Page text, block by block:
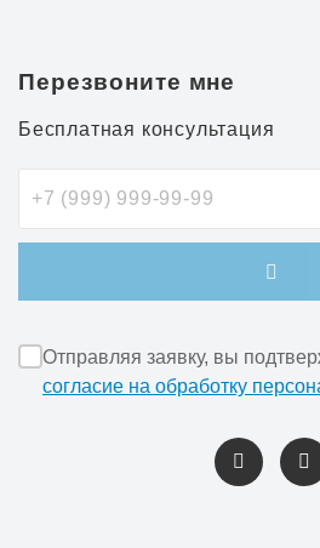
Перезвоните мне
Бесплатная консультация
Отправляя заявку, вы
согласие на обработку